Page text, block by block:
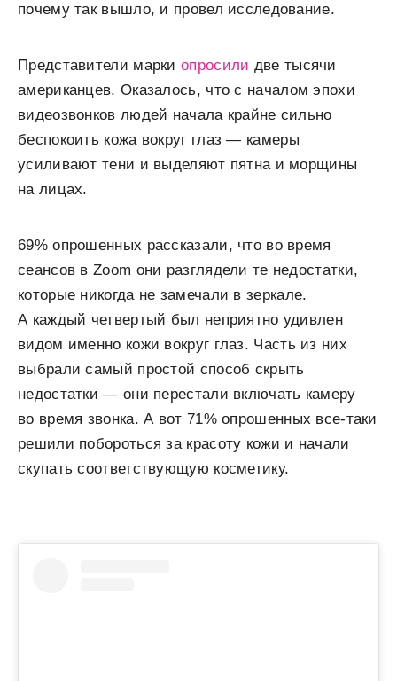
почему так вышло, и провел исследование.
Представители маркиопросили две тысячи
американцев. Оказалось, что с началом эпохи
видеозвонков людей начала крайне сильно
беспокоить кожа вокруг глаз — камеры
усиливают тени и выделяют пятна и морщины
на лицах.
69% опрошенных рассказали, что во время
сеансов в Zoom они разглядели те недостатки,
которые никогда не замечали в зеркале.
А каждый четвертый был неприятно удивлен
видом именно кожи вокруг глаз. Часть из них
выбрали самый простой способ скрыть
недостатки — они перестали включать камеру
во время звонка. А вот 71% опрошенных все-таки
решили побороться за красоту кожи и начали
скупать соответствующую косметику.